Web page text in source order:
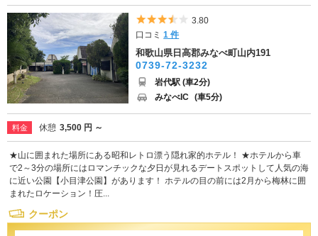
5つ星のうち3.5
3.80
口コミ1 件
和歌山県日高郡みなべ町山内191
0739-72-3232
岩代駅 (車2分)
みなべIC (車5分)
料金 休憩 3,500 円 ～
★山に囲まれた場所にある昭和レトロ漂う隠れ家的ホテル！ ★ホテルから車
で2～3分の場所にはロマンチックな夕日が見れるデートスポットして人気の海
に近い公園【小目津公園】があります！ ホテルの目の前には2月から梅林に囲
まれたロケーション！圧...
クーポン